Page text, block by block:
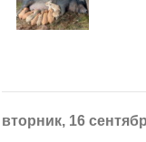
вторник, 16